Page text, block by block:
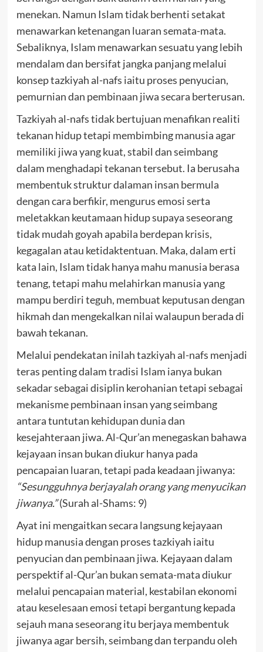
menekan. Namun Islam tidak berhenti setakat
menawarkan ketenangan luaran semata-mata.
Sebaliknya, Islam menawarkan sesuatu yang lebih
mendalam dan bersifat jangka panjang melalui
konsep tazkiyah al-nafs iaitu proses penyucian,
pemurnian dan pembinaan jiwa secara berterusan.
Tazkiyah al-nafs tidak bertujuan menafikan realiti
tekanan hidup tetapi membimbing manusia agar
memiliki jiwa yang kuat, stabil dan seimbang
dalam menghadapi tekanan tersebut. Ia berusaha
membentuk struktur dalaman insan bermula
dengan cara berfikir, mengurus emosi serta
meletakkan keutamaan hidup supaya seseorang
tidak mudah goyah apabila berdepan krisis,
kegagalan atau ketidaktentuan. Maka, dalam erti
kata lain, Islam tidak hanya mahu manusia berasa
tenang, tetapi mahu melahirkan manusia yang
mampu berdiri teguh, membuat keputusan dengan
hikmah dan mengekalkan nilai walaupun berada di
bawah tekanan.
Melalui pendekatan inilah tazkiyah al-nafs menjadi
teras penting dalam tradisi Islam ianya bukan
sekadar sebagai disiplin kerohanian tetapi sebagai
mekanisme pembinaan insan yang seimbang
antara tuntutan kehidupan dunia dan
kesejahteraan jiwa. Al-Qur’an menegaskan bahawa
kejayaan insan bukan diukur hanya pada
pencapaian luaran, tetapi pada keadaan jiwanya:
“Sesungguhnya berjayalah orang yang menyucikan
jiwanya.”(Surah al-Shams: 9)
Ayat ini mengaitkan secara langsung kejayaan
hidup manusia dengan proses tazkiyah iaitu
penyucian dan pembinaan jiwa. Kejayaan dalam
perspektif al-Qur’an bukan semata-mata diukur
melalui pencapaian material, kestabilan ekonomi
atau keselesaan emosi tetapi bergantung kepada
sejauh mana seseorang itu berjaya membentuk
jiwanya agar bersih, seimbang dan terpandu oleh